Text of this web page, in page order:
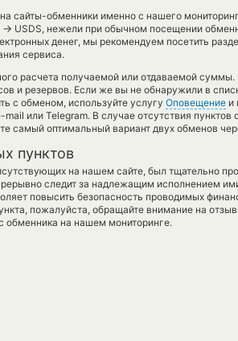
сайты-обменники именно с нашего
→ USDS, нежели при обычном посещении
денег, мы рекомендуем посетить
сервиса.
расчета получаемой или отдаваемой
и резервов. Если же вы не обнаружили в
с обменом, используйте услугу Оповещение и
mail или Telegram. В случае отсутствия
самый оптимальный вариант двух обменов
пунктов
на нашем сайте, был тщательно
следит за надлежащим исполнением
повысить безопасность проводимых
пожалуйста, обращайте внимание на
обменника на нашем мониторинге.